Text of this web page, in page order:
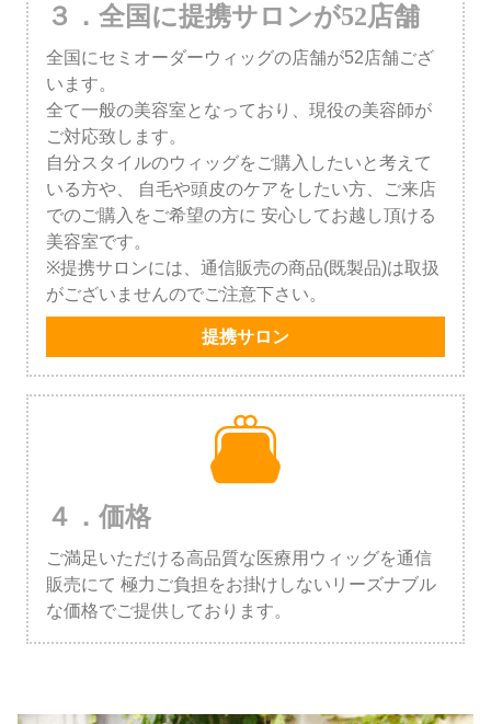
３．全国に提携サロンが52店舗
全国にセミオーダーウィッグの店舗が52店舗ござ
います。
全て一般の美容室となっており、現役の美容師が
ご対応致します。
自分スタイルのウィッグをご購入したいと考えて
いる方や、
自毛や頭皮のケアをしたい方、ご来店
でのご購入をご希望の方に 安心してお越し頂ける
美容室です。
※提携サロンには、通信販売の商品(既製品)は取扱
がございませんのでご注意下さい。
提携サロン
４．価格
ご満足いただける高品質な医療用ウィッグを通信
販売にて 極力ご負担をお掛けしないリーズナブル
な価格でご提供しております。